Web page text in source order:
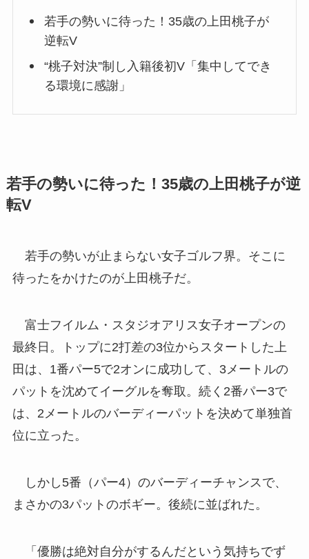
若手の勢いに待った！35歳の上田桃子が
逆転V
“桃子対決”制し入籍後初V「集中してでき
る環境に感謝」
若手の勢いに待った！35歳の上田桃子が逆
転V
若手の勢いが止まらない女子ゴルフ界。そこに
待ったをかけたのが上田桃子だ。
富士フイルム・スタジオアリス女子オープンの
最終日。トップに2打差の3位からスタートした上
田は、1番パー5で2オンに成功して、3メートルの
パットを沈めてイーグルを奪取。続く2番パー3で
は、2メートルのバーディーパットを決めて単独首
位に立った。
しかし5番（パー4）のバーディーチャンスで、
まさかの3パットのボギー。後続に並ばれた。
「優勝は絶対自分がするんだという気持ちでず